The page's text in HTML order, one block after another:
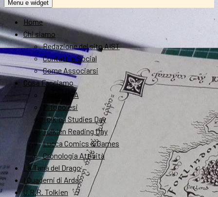
Menu e widget
Home
Chi siamo
Redazione del sito AIST
Contatti e Social
Come Associarsi
Cosa Facciamo
FantastikA
Mitopoiesi
Tolkien Studies Day
Tolkien Reading Day
Lucca Comics & Games
Cronologia Attività
La Tana del Drago
I Quaderni di Arda
J.R.R. Tolkien